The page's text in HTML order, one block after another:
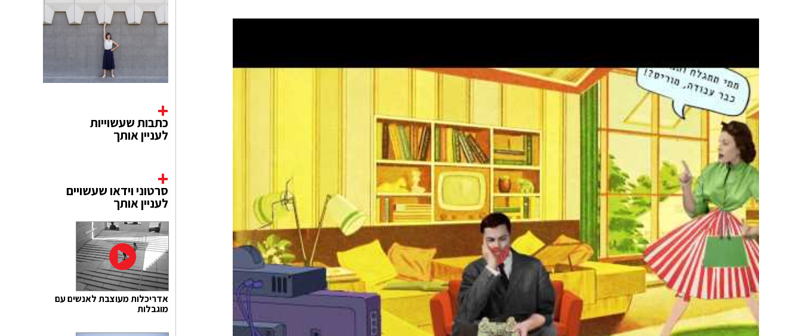
כתבות שעשוייות
לעניין אותך
סרטוני וידאו שעשויים
לעניין אותך
אדריכלות מעוצבת לאנשים עם
מוגבלות